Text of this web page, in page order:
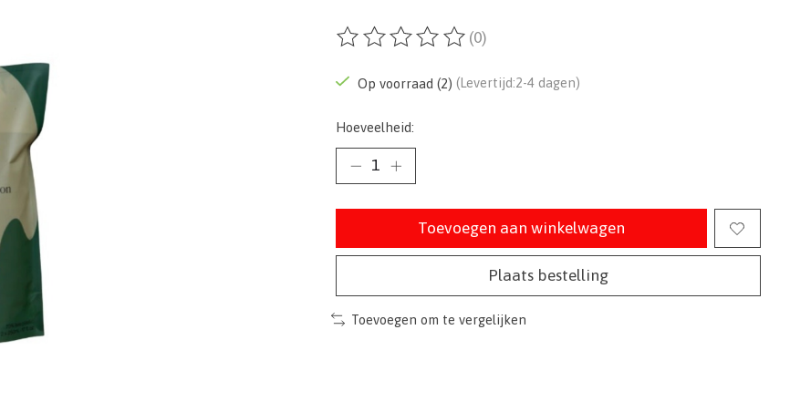
De beoordeling van dit product is
(0)
Op voorraad (2) (Levertijd:2-4 dagen)
Hoeveelheid:
Toevoegen aan winkelwagen
Plaats bestelling
Toevoegen om te vergelijken